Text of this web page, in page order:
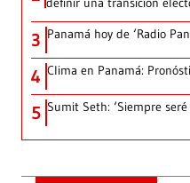
3 Panamá hoy de ‘Radio
4 Clima en Panamá:
5 Sumit Seth: ‘Siempre